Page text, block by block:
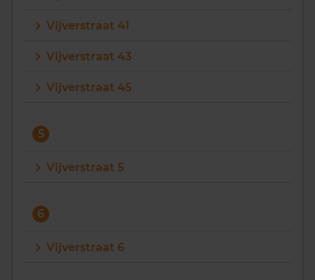
Vijverstraat 41
Vijverstraat 43
Vijverstraat 45
5
Vijverstraat 5
6
Vijverstraat 6